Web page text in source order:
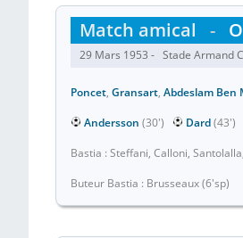
Match amical -
29 Mars 1953 - Stade Armand
Poncet, Gransart, Abdeslam Ben
Andersson (30') Dard(43')
Bastia : Steffani, Calloni,
Buteur Bastia : Brusseaux (6'sp)